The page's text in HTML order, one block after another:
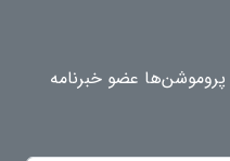
پروموشن‌ها عضو خبرنامه